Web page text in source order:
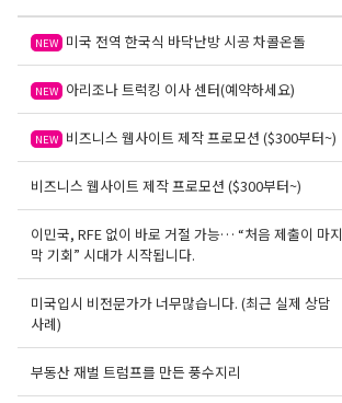
NEW 미국 전역 한국식 바닥난방 시공 차콜온돌
NEW 아리조나 트럭킹 이사 센터(예약하세요)
NEW 비즈니스 웹사이트 제작 프로모션 ($300부터~)
비즈니스 웹사이트 제작 프로모션 ($300부터~)
이민국, RFE 없이 바로 거절 가능… “처음 제출이 마지
막 기회” 시대가 시작됩니다.
미국입시 비전문가가 너무많습니다. (최근 실제 상담
사례)
부동산 재벌 트럼프를 만든 풍수지리